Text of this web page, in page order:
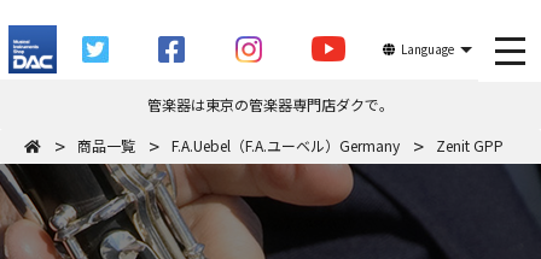
Language
管楽器は東京の管楽器専門店ダクで。
商品一覧
F.A.Uebel（F.A.ユーベル）Germany Zenit GPP